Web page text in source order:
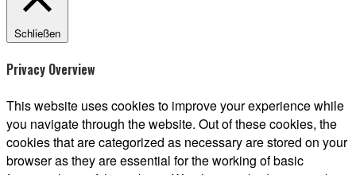
Schließen
Privacy Overview
This website uses cookies to improve your experience while
you navigate through the website. Out of these cookies, the
cookies that are categorized as necessary are stored on your
browser as they are essential for the working of basic